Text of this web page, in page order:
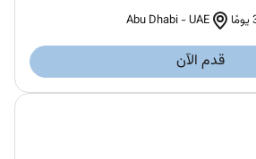
Abu Dhabi -UAE
قدم الآن